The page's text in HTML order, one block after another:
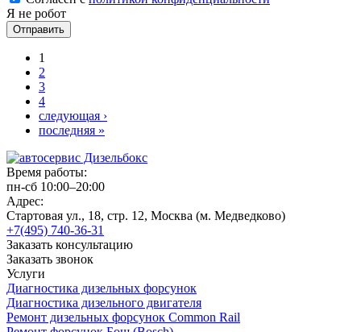
Я не робот
1
2
3
4
следующая ›
последняя »
Время работы:
пн-сб 10:00–20:00
Адрес:
Стартовая ул., 18, стр. 12, Москва (м. Медведково)
+7(495) 740-36-31
Заказать консультацию
Заказать звонок
Услуги
Диагностика дизельных форсунок
Диагностика дизельного двигателя
Ремонт дизельных форсунок Common Rail